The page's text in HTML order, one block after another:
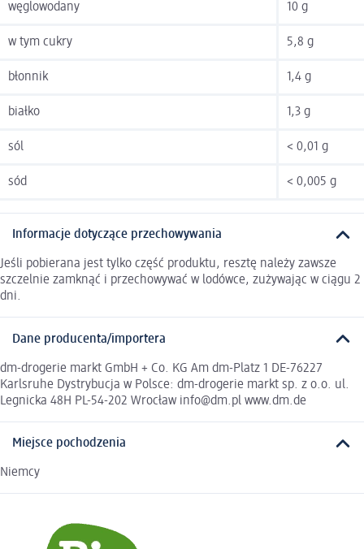
węglowodany 10 g
w tym cukry 5,8 g
błonnik 1,4 g
białko 1,3 g
sól < 0,01 g
sód < 0,005 g
Informacje dotyczące przechowywania
Jeśli pobierana jest tylko część produktu, resztę należy zawsze
szczelnie zamknąć i przechowywać w lodówce, zużywając w ciągu 2
dni.
Dane producenta/importera
dm-drogerie markt GmbH + Co. KG Am dm-Platz 1 DE-76227
Karlsruhe Dystrybucja w Polsce: dm-drogerie markt sp. z o.o. ul.
Legnicka 48H PL-54-202 Wrocław info@dm.pl www.dm.de
Miejsce pochodzenia
Niemcy